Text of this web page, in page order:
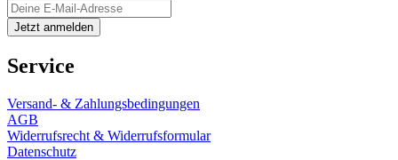
Service
Versand- & Zahlungsbedingungen
AGB
Widerrufsrecht & Widerrufsformular
Datenschutz